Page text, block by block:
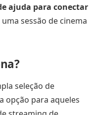
ajuda para conectar
sessão de cinema
seleção de
opção para aqueles